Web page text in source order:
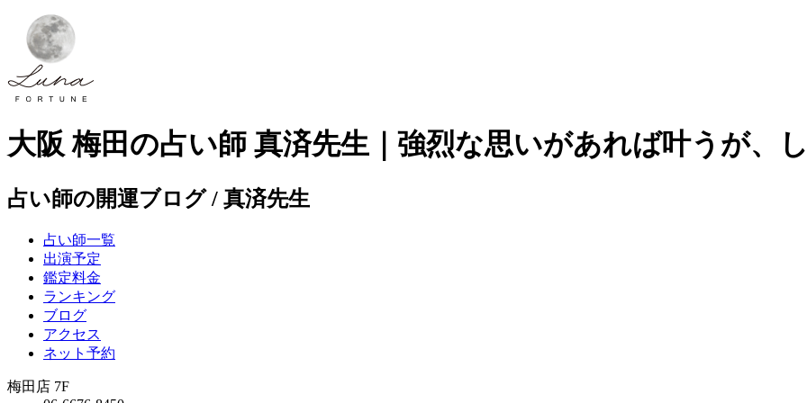
大阪 梅田の占い師 真済先生｜強烈な思いがあれば叶うが、し
占い師の開運ブログ / 真済先生
占い師一覧
出演予定
鑑定料金
ランキング
ブログ
アクセス
ネット予約
梅田店 7F